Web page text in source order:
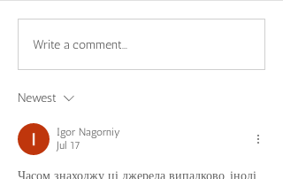
The Breast Version of
Yourself today
Write a comment...
Newest
Igor Nagorniy
Jul 17